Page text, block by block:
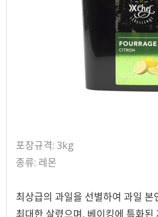
포장규격: 3kg
종류: 레몬
최상급의 과일을 선별하여 과일 본
최대한 살렸으며, 베이킹에 특화된